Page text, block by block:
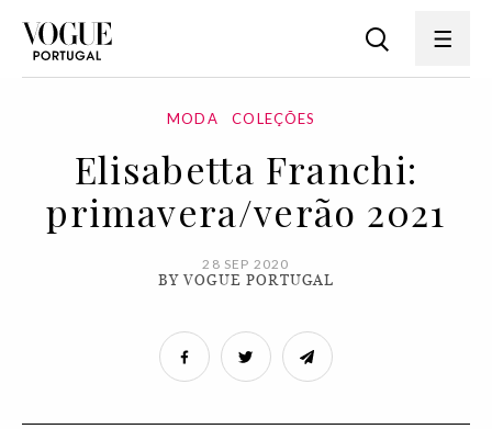
MODA COLEÇÕES
Elisabetta Franchi:
primavera/verão 2021
28 SEP 2020
BY VOGUE PORTUGAL